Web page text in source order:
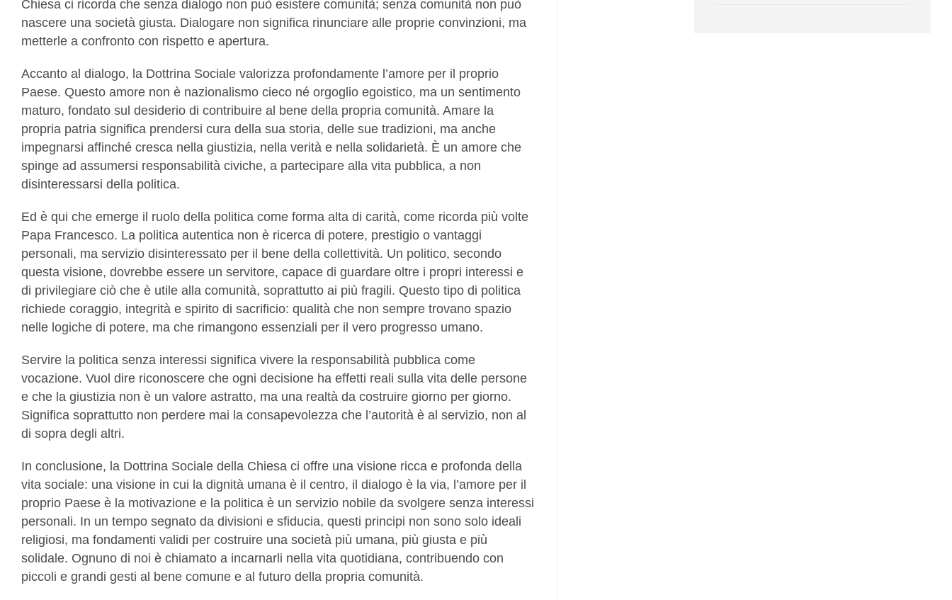
Chiesa ci ricorda che senza dialogo non può esistere comunità; senza comunità non può
nascere una società giusta. Dialogare non significa rinunciare alle proprie convinzioni, ma
metterle a confronto con rispetto e apertura.
Accanto al dialogo, la Dottrina Sociale valorizza profondamente l’amore per il proprio
Paese. Questo amore non è nazionalismo cieco né orgoglio egoistico, ma un sentimento
maturo, fondato sul desiderio di contribuire al bene della propria comunità. Amare la
propria patria significa prendersi cura della sua storia, delle sue tradizioni, ma anche
impegnarsi affinché cresca nella giustizia, nella verità e nella solidarietà. È un amore che
spinge ad assumersi responsabilità civiche, a partecipare alla vita pubblica, a non
disinteressarsi della politica.
Ed è qui che emerge il ruolo della politica come forma alta di carità, come ricorda più volte
Papa Francesco. La politica autentica non è ricerca di potere, prestigio o vantaggi
personali, ma servizio disinteressato per il bene della collettività. Un politico, secondo
questa visione, dovrebbe essere un servitore, capace di guardare oltre i propri interessi e
di privilegiare ciò che è utile alla comunità, soprattutto ai più fragili. Questo tipo di politica
richiede coraggio, integrità e spirito di sacrificio: qualità che non sempre trovano spazio
nelle logiche di potere, ma che rimangono essenziali per il vero progresso umano.
Servire la politica senza interessi significa vivere la responsabilità pubblica come
vocazione. Vuol dire riconoscere che ogni decisione ha effetti reali sulla vita delle persone
e che la giustizia non è un valore astratto, ma una realtà da costruire giorno per giorno.
Significa soprattutto non perdere mai la consapevolezza che l’autorità è al servizio, non al
di sopra degli altri.
In conclusione, la Dottrina Sociale della Chiesa ci offre una visione ricca e profonda della
vita sociale: una visione in cui la dignità umana è il centro, il dialogo è la via, l’amore per il
proprio Paese è la motivazione e la politica è un servizio nobile da svolgere senza interessi
personali. In un tempo segnato da divisioni e sfiducia, questi principi non sono solo ideali
religiosi, ma fondamenti validi per costruire una società più umana, più giusta e più
solidale. Ognuno di noi è chiamato a incarnarli nella vita quotidiana, contribuendo con
piccoli e grandi gesti al bene comune e al futuro della propria comunità.